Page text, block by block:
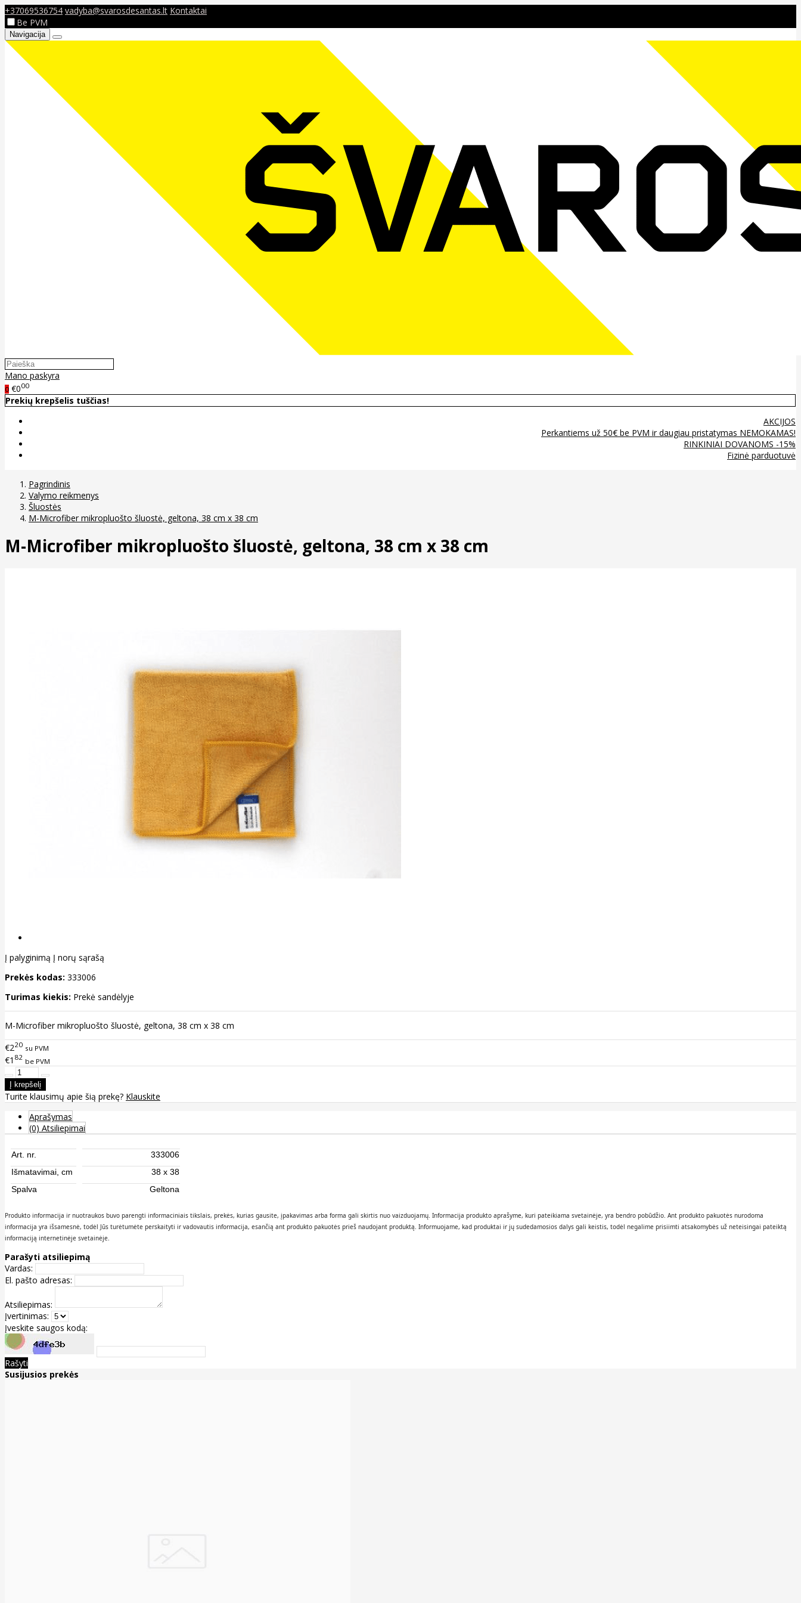
+37069536754 vadyba@svarosdesantas.lt Kontaktai
Be PVM
Navigacija
Mano paskyra
0 €000
Prekių krepšelis tuščias!
AKCIJOS
Perkantiems už 50€ be PVM ir daugiau pristatymas NEMOKAMAS!
RINKINIAI DOVANOMS -15%
Fizinė parduotuvė
Pagrindinis
Valymo reikmenys
Šluostės
M-Microfiber mikropluošto šluostė, geltona, 38 cm x 38 cm
M-Microfiber mikropluošto šluostė, geltona, 38 cm x 38 cm
Į palyginimą Į norų sąrašą
Prekės kodas: 333006
Turimas kiekis: Prekė sandėlyje
M-Microfiber mikropluošto šluostė, geltona, 38 cm x 38 cm
€220 su PVM
€1 82 be PVM
Turite klausimų apie šią prekę? Klauskite
Aprašymas
(0) Atsiliepimai
Art. nr.
333006
Išmatavimai, cm
38 x 38
Spalva
Geltona
Produkto informacija ir nuotraukos buvo parengti informaciniais tikslais, prekės, kurias gausite, įpakavimas arba forma gali skirtis nuo vaizduojamų. Informacija produkto aprašyme, kuri pateikiama svetainėje, yra bendro pobūdžio. Ant produkto pakuotės nurodoma
informacija yra išsamesnė, todėl Jūs turėtumėte perskaityti ir vadovautis informacija, esančią ant produkto pakuotės prieš naudojant produktą. Informuojame, kad produktai ir jų sudedamosios dalys gali keistis, todėl negalime prisiimti atsakomybės už neteisingai pateiktą
informaciją internetinėje svetainėje.
Parašyti atsiliepimą
Vardas:
El. pašto adresas:
Atsiliepimas:
Įvertinimas:
Įveskite saugos kodą:
Rašyti
Susijusios prekės